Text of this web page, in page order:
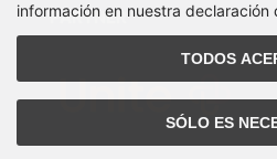
PARTNER
información en nuestra
TODOS
SÓLO ES